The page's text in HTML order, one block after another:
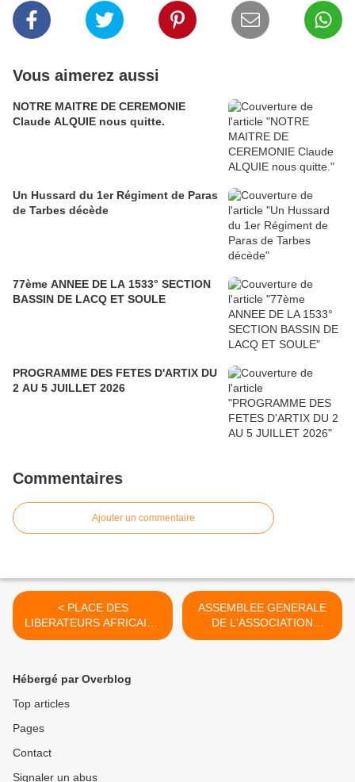
Vous aimerez aussi
NOTRE MAITRE DE CEREMONIE
Claude ALQUIE nous quitte.
Un Hussard du 1er Régiment de Paras
de Tarbes décède
77ème ANNEE DE LA 1533° SECTION
BASSIN DE LACQ ET SOULE
PROGRAMME DES FETES D'ARTIX DU
2 AU 5 JUILLET 2026
Commentaires
Ajouter un commentaire
< PLACE DES
LIBERATEURS AFRICAINS
A BANDOLE... HOMMAGE
ASSEMBLEE GENERALE
DE L'ASSOCIATION
NOUVELLE DES ANCIENS
Hébergé par Overblog
Top articles
Pages
Contact
Signaler un abus